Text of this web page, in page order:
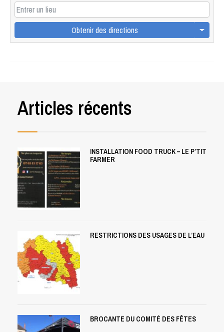
Obtenir des directions
Articles récents
INSTALLATION FOOD TRUCK – LE P’TIT
FARMER
RESTRICTIONS DES USAGES DE L’EAU
BROCANTE DU COMITÉ DES FÊTES